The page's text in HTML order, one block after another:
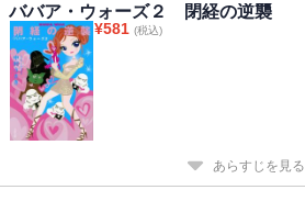
ババア・ウォーズ２ 閉経の逆襲
¥581 (税込)
あらすじを見る